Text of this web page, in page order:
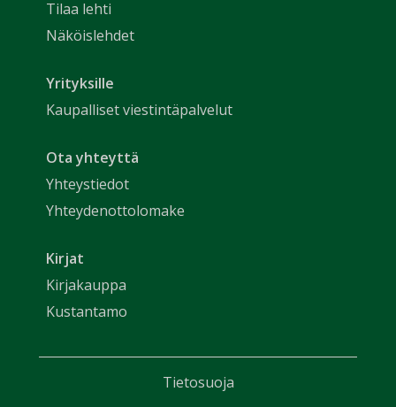
Tilaa lehti
Näköislehdet
Yrityksille
Kaupalliset viestintäpalvelut
Ota yhteyttä
Yhteystiedot
Yhteydenottolomake
Kirjat
Kirjakauppa
Kustantamo
Tietosuoja